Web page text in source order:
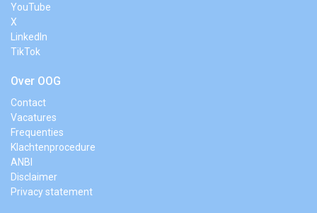
YouTube
X
LinkedIn
TikTok
Over OOG
Contact
Vacatures
Frequenties
Klachtenprocedure
ANBI
Disclaimer
Privacy statement